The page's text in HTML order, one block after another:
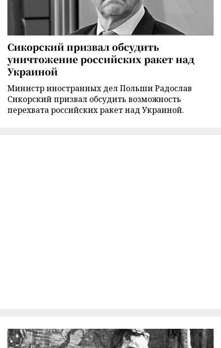
Сикорский призвал обсудить
уничтожение российских ракет над
Украиной
Министр иностранных дел Польши Радослав
Сикорский призвал обсудить возможность
перехвата российских ракет над Украиной.